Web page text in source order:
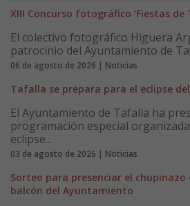
XIII Concurso fotográfico ‘Fiestas de
El colectivo fotográfico Higuera
patrocinio del Ayuntamiento de
06 de agosto de 2026 | Noticias
Tafalla se prepara para el eclipse
El Ayuntamiento de Tafalla ha
programación especial
eclipse...
03 de agosto de 2026 | Noticias
Sorteo para presenciar el chupinazo
balcón del Ayuntamiento